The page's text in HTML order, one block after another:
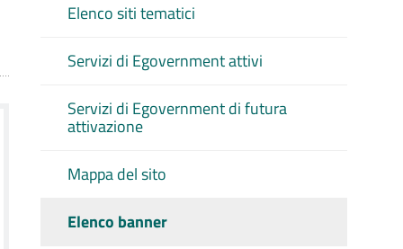
Elenco siti tematici
Servizi di Egovernment attivi
Servizi di Egovernment di futura
attivazione
Mappa del sito
Elenco banner